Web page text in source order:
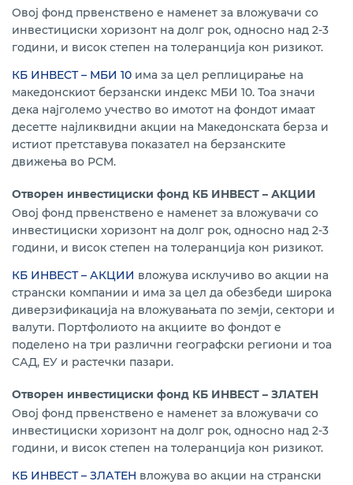
Овој фонд првенствено е наменет за вложувачи со
инвестициски хоризонт на долг рок, односно над 2-3
години, и висок степен на толеранција кон ризикот.
КБ ИНВЕСТ – МБИ 10 има за цел реплицирање на
македонскиот берзански индекс МБИ 10. Тоа значи
дека најголемо учество во имотот на фондот имаат
десетте најликвидни акции на Македонската берза и
истиот претставува показател на берзанските
движења во РСМ.
Отворен инвестициски фонд КБ ИНВЕСТ – АКЦИИ
Овој фонд првенствено е наменет за вложувачи со
инвестициски хоризонт на долг рок, односно над 2-3
години, и висок степен на толеранција кон ризикот.
КБ ИНВЕСТ – АКЦИИ вложува исклучиво во акции на
странски компании и има за цел да обезбеди широка
диверзификација на вложувањата по земји, сектори и
валути. Портфолиото на акциите во фондот е
поделено на три различни географски региони и тоа
САД, ЕУ и растечки пазари.
Отворен инвестициски фонд КБ ИНВЕСТ – ЗЛАТЕН
Овој фонд првенствено е наменет за вложувачи со
инвестициски хоризонт на долг рок, односно над 2-3
години, и висок степен на толеранција кон ризикот.
КБ ИНВЕСТ – ЗЛАТЕН вложува во акции на странски